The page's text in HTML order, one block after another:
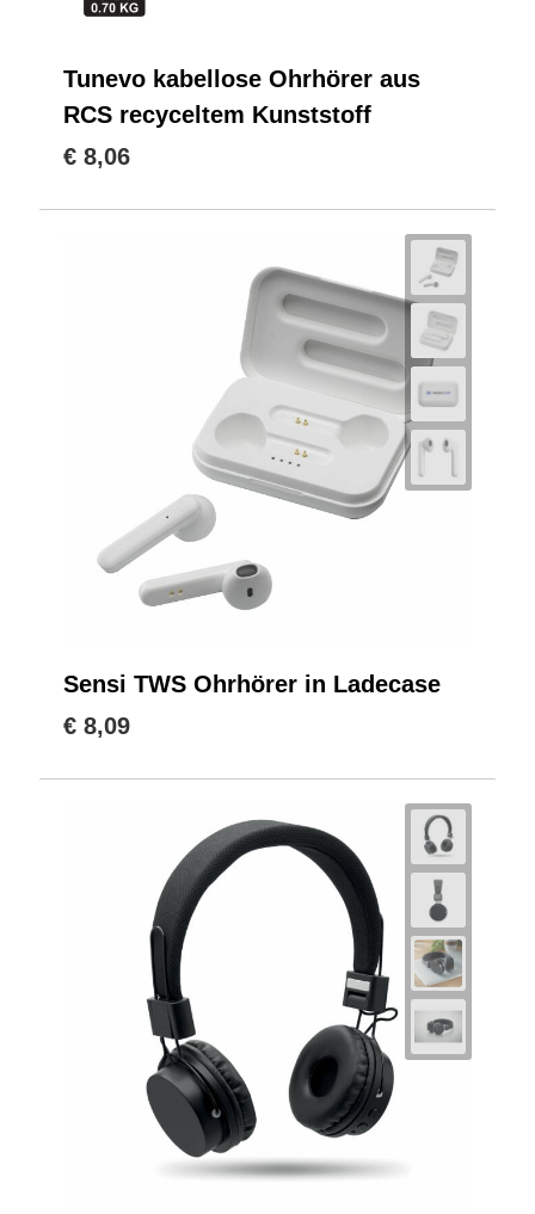
Tunevo kabellose Ohrhörer aus
RCS recyceltem Kunststoff
€ 8,06
Sensi TWS Ohrhörer in Ladecase
€ 8,09